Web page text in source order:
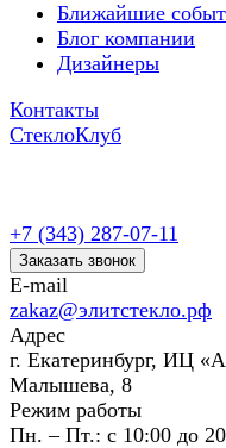
Ближайшие
Блог компании
Дизайнеры
Контакты
СтеклоКлуб
+7 (343) 287-07-11
Заказать звонок
E-mail
zakaz@элитстекло.рф
Адрес
г. Екатеринбург, ИЦ
Малышева, 8
Режим работы
Пн. – Пт.: с 10:00 до